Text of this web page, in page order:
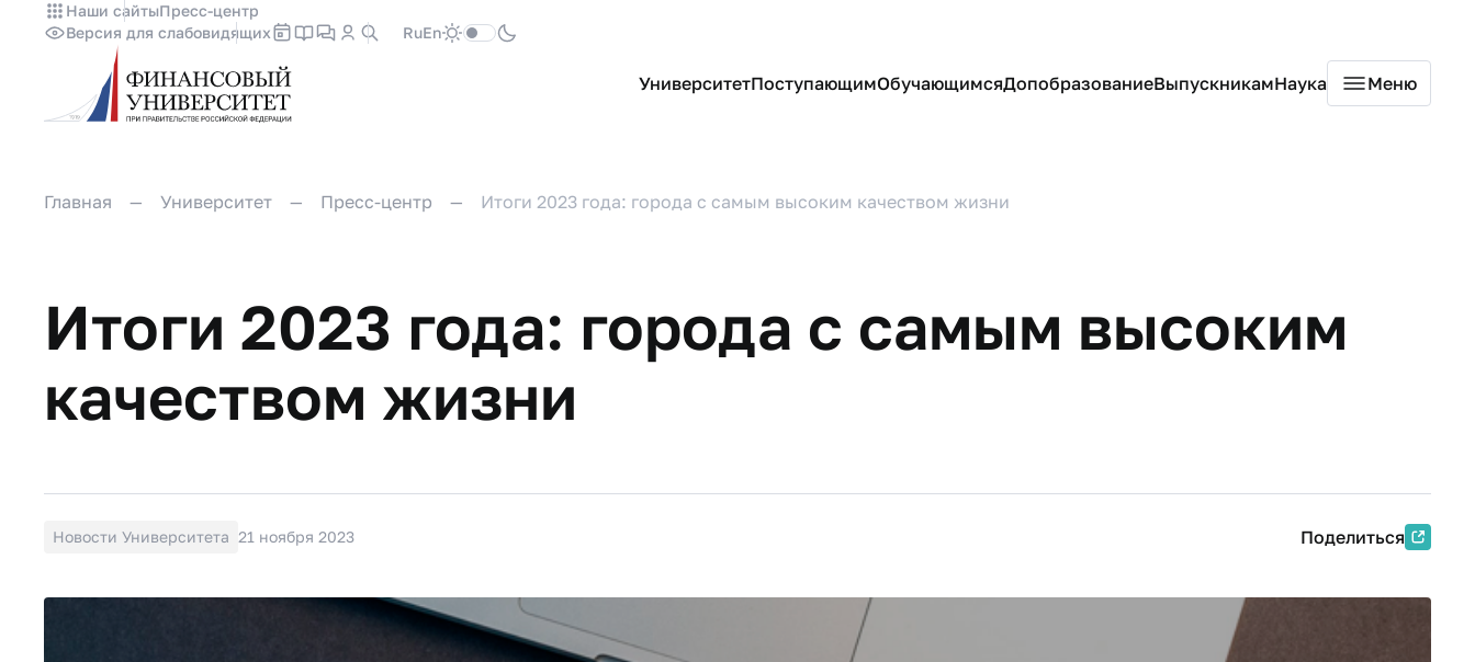
Наши сайтыПресс-центр
Версия для слабовидящих
RuEn
УниверситетПоступающимОбучающимсяДопобразованиеВыпускникамНаука Меню
Главная Университет Пресс-центр Итоги 2023 года: города с самым высоким качеством жизни
Итоги 2023 года: города с самым высоким
качеством жизни
Новости Университета 21 ноября 2023 Поделиться